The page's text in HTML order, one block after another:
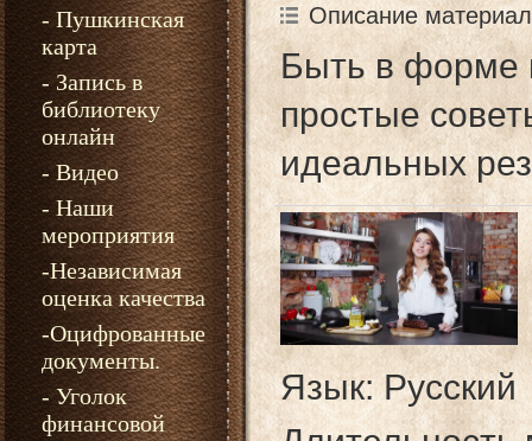
- Пушкинская
карта
- Запись в
библиотеку
онлайн
- Видео
- Наши
мероприятия
-Независимая
оценка качества
-Оцифрованные
документы.
- Уголок
финансовой
Описание
Быть в форме
простые
идеальных
Язык: Русский